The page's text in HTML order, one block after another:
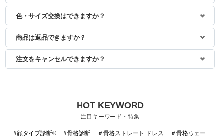
色・サイズ交換はできますか？
商品は返品できますか？
注文をキャンセルできますか？
HOT KEYWORD
注目キーワード・特集
#顔タイプ診断® #骨格診断 ＃骨格ストレート ドレス
＃骨格ウェー